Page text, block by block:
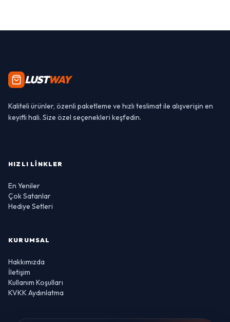
LUSTWAY
Kaliteli ürünler, özenli paketleme ve hızlı teslimat ile alışverişin en
keyifli hali. Size özel seçenekleri keşfedin.
HIZLI LINKLER
En Yeniler
Çok Satanlar
Hediye Setleri
KURUMSAL
Hakkımızda
İletişim
Kullanım Koşulları
KVKK Aydınlatma